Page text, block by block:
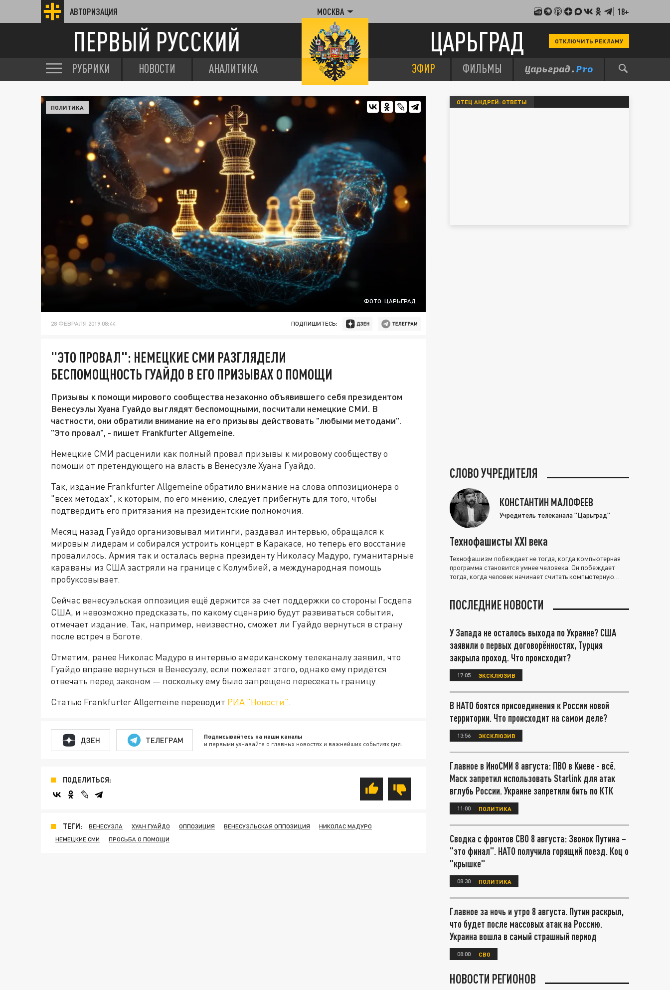
АВТОРИЗАЦИЯ МОСКВА 18+
ПЕРВЫЙ РУССКИЙ ЦАРЬГРАД ОТКЛЮЧИТЬ РЕКЛАМУ
РУБРИКИ НОВОСТИ АНАЛИТИКА ЭФИР ФИЛЬМЫ
ФОТО: ЦАРЬГРАД
ПОЛИТИКА
28 ФЕВРАЛЯ 2019 08:44 ПОДПИШИТЕСЬ:
"ЭТО ПРОВАЛ": НЕМЕЦКИЕ СМИ РАЗГЛЯДЕЛИ
БЕСПОМОЩНОСТЬ ГУАЙДО В ЕГО ПРИЗЫВАХ О ПОМОЩИ
Призывы к помощи мирового сообщества незаконно объявившего себя президентом
Венесуэлы Хуана Гуайдо выглядят беспомощными, посчитали немецкие СМИ. В
частности, они обратили внимание на его призывы действовать "любыми методами".
"Это провал", - пишет Frankfurter Allgemeine.
Немецкие СМИ расценили как полный провал призывы к мировому сообществу о
помощи от претендующего на власть в Венесуэле Хуана Гуайдо.
Так, издание Frankfurter Allgemeine обратило внимание на слова оппозиционера о
"всех методах", к которым, по его мнению, следует прибегнуть для того, чтобы
подтвердить его притязания на президентские полномочия.
Месяц назад Гуайдо организовывал митинги, раздавал интервью, обращался к
мировым лидерам и собирался устроить концерт в Каракасе, но теперь его восстание
провалилось. Армия так и осталась верна президенту Николасу Мадуро, гуманитарные
караваны из США застряли на границе с Колумбией, а международная помощь
пробуксовывает.
Сейчас венесуэльская оппозиция ещё держится за счет поддержки со стороны Госдепа
США, и невозможно предсказать, по какому сценарию будут развиваться события,
отмечает издание. Так, например, неизвестно, сможет ли Гуайдо вернуться в страну
после встреч в Боготе.
Отметим, ранее Николас Мадуро в интервью американскому телеканалу заявил, что
Гуайдо вправе вернуться в Венесуэлу, если пожелает этого, однако ему придётся
отвечать перед законом — поскольку ему было запрещено пересекать границу.
Статью Frankfurter Allgemeine переводит РИА "Новости".
ДЗЕН ТЕЛЕГРАМ Подписывайтесь на наши каналы
и первыми узнавайте о главных новостях и важнейших событиях дня.
ПОДЕЛИТЬСЯ:
ТЕГИ: ВЕНЕСУЭЛА ХУАН ГУАЙДО ОППОЗИЦИЯ ВЕНЕСУЭЛЬСКАЯ ОППОЗИЦИЯ
НИКОЛАС МАДУРО
НЕМЕЦКИЕ СМИ
ПРОСЬБА О ПОМОЩИ
ОТЕЦ АНДРЕЙ: ОТВЕТЫ
СЛОВО УЧРЕДИТЕЛЯ
КОНСТАНТИН МАЛОФЕЕВ
Учредитель телеканала "Царьград"
Технофашисты XXI века
Технофашизм побеждает не тогда, когда компьютерная
программа становится умнее человека. Он побеждает
тогда, когда человек начинает считать компьютерную
ПОСЛЕДНИЕ НОВОСТИ
У Запада не осталось выхода по Украине? США
заявили о первых договорённостях, Турция
закрыла проход. Что происходит?
17:05 ЭКСКЛЮЗИВ
В НАТО боятся присоединения к России новой
территории. Что происходит на самом деле?
13:56 ЭКСКЛЮЗИВ
Главное в ИноСМИ 8 августа: ПВО в Киеве - всё.
Маск запретил использовать Starlink для атак
вглубь России. Украине запретили бить по КТК
11:00 ПОЛИТИКА
Сводка с фронтов СВО 8 августа: Звонок Путина –
"это финал". НАТО получила горящий поезд. Коц о
"крышке"
08:30 ПОЛИТИКА
Главное за ночь и утро 8 августа. Путин раскрыл,
что будет после массовых атак на Россию.
Украина вошла в самый страшный период
08:00 СВО
НОВОСТИ РЕГИОНОВ